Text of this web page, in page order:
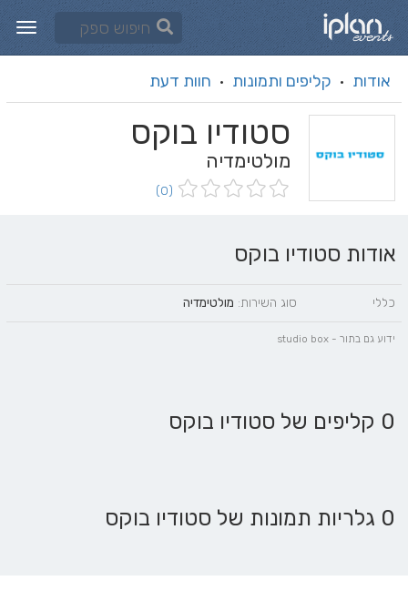
אודות · קליפים ותמונות · חוות דעת
סטודיו בוקס
מולטימדיה
(0)
אודות סטודיו בוקס
כללי סוג השירות: מולטימדיה
ידוע גם בתור - studio box
0 קליפים של סטודיו בוקס
0 גלריות תמונות של סטודיו בוקס